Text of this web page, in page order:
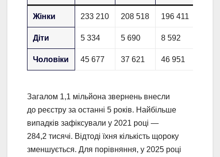
Жінки 233 210 208 518 196 411
Діти 5 334 5 690 8 592
Чоловіки 45 677 37 621 46 951
Загалом 1,1 мільйона звернень внесли
до реєстру за останні 5 років. Найбільше
випадків зафіксували у 2021 році —
284,2 тисячі. Відтоді їхня кількість щороку
зменшується. Для порівняння, у 2025 році